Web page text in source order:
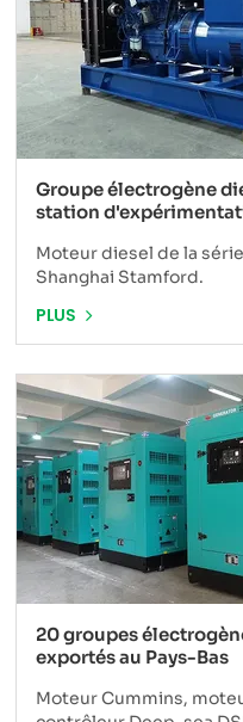
Groupe électrogène
station
Moteur diesel de la
Shanghai Stamford.
PLUS
20 groupes
exportés au Pays-Bas
Moteur Cummins,